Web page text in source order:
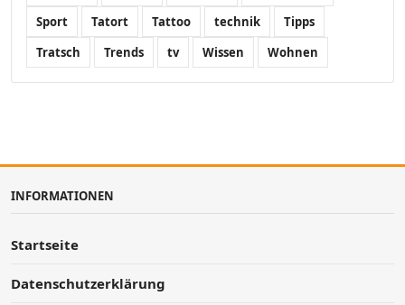
Sport
Tatort Tattoo technik
Tipps
Tratsch
Trends tv Wissen Wohnen
INFORMATIONEN
Startseite
Datenschutzerklärung